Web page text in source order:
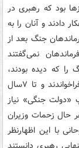
بود که رهبری در
دادند و آنان را به
جنگ بعد از
نمی‌گفتند
را که دیده بودند،
نگران پاسخگوی اخروی شده بودند که امام آنان را فراخواندند و تا ۷سال
«دولت جنگی» نیاز
حال زحمات وزیران
با این اظهارنظر